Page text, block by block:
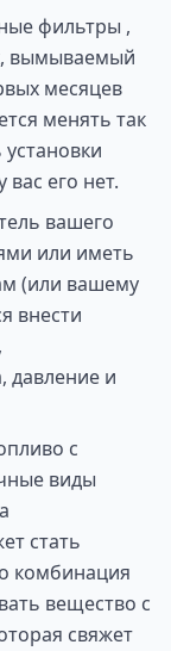
фильтры ,
вымываемый
месяцев
менять так
его нет.
вашего
или иметь
(или вашему
внести
давление и
с
виды
стать
комбинация
вещество с
свяжет